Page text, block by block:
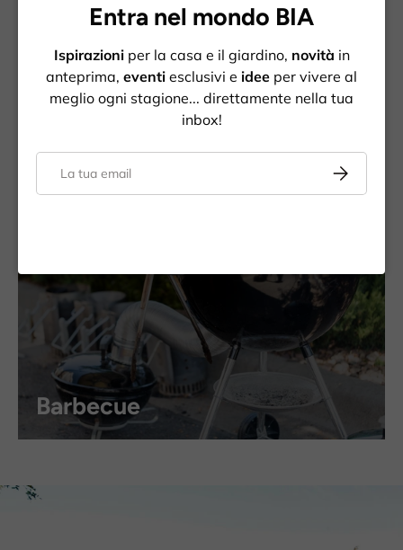
Cura della casa
Barbecue
Entra nel mondo BIA
Ispirazioni per la casa e il giardino, novità in
anteprima, eventi esclusivi e idee per vivere al
meglio ogni stagione... direttamente nella tua
inbox!
Iscriviti